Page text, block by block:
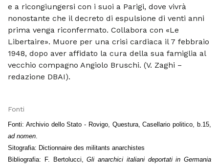
e a ricongiungersi con i suoi a Parigi, dove vivrà
nonostante che il decreto di espulsione di venti anni
prima venga riconfermato. Collabora con «Le
Libertaire». Muore per una crisi cardiaca il 7 febbraio
1948, dopo aver affidato la cura della sua famiglia al
vecchio compagno Angiolo Bruschi. (V. Zaghi –
redazione DBAI).
Fonti
Fonti: Archivio dello Stato - Rovigo, Questura, Casellario politico, b.15,
ad nomen.
Sitografia: Dictionnaire des militants anarchistes
Bibliografia: F. Bertolucci,Gli anarchici italiani deportati in Germania